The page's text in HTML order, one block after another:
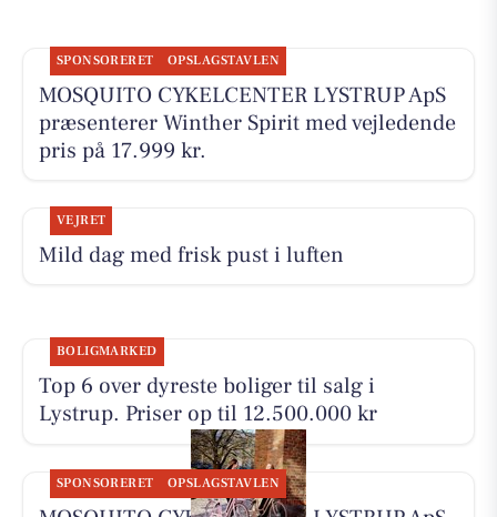
SPONSORERET OPSLAGSTAVLEN
MOSQUITO CYKELCENTER LYSTRUP ApS
præsenterer Winther Spirit med vejledende
pris på 17.999 kr.
VEJRET
Mild dag med frisk pust i luften
BOLIGMARKED
Top 6 over dyreste boliger til salg i
Lystrup. Priser op til 12.500.000 kr
SPONSORERET OPSLAGSTAVLEN